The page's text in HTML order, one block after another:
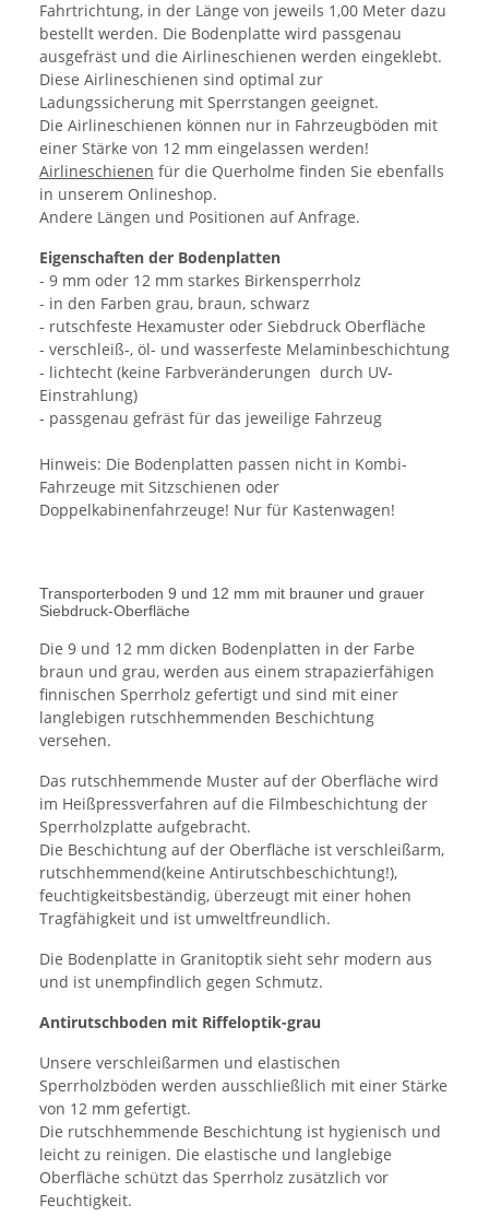
Fahrtrichtung, in der Länge von jeweils 1,00 Meter dazu
bestellt werden. Die Bodenplatte wird passgenau
ausgefräst und die Airlineschienen werden eingeklebt.
Diese Airlineschienen sind optimal zur
Ladungssicherung mit Sperrstangen geeignet.
Die Airlineschienen können nur in Fahrzeugböden mit
einer Stärke von 12 mm eingelassen werden!
Airlineschienen für die Querholme finden Sie ebenfalls
in unserem Onlineshop.
Andere Längen und Positionen auf Anfrage.
Eigenschaften der Bodenplatten
- 9 mm oder 12 mm starkes Birkensperrholz
- in den Farben grau, braun, schwarz
- rutschfeste Hexamuster oder Siebdruck Oberfläche
- verschleiß-, öl- und wasserfeste Melaminbeschichtung
- lichtecht (keine Farbveränderungen durch UV-
Einstrahlung)
- passgenau gefräst für das jeweilige Fahrzeug
Hinweis: Die Bodenplatten passen nicht in Kombi-
Fahrzeuge mit Sitzschienen oder
Doppelkabinenfahrzeuge! Nur für Kastenwagen!
Transporterboden 9 und 12 mm mit brauner und grauer
Siebdruck-Oberfläche
Die 9 und 12 mm dicken Bodenplatten in der Farbe
braun und grau, werden aus einem strapazierfähigen
finnischen Sperrholz gefertigt und sind mit einer
langlebigen rutschhemmenden Beschichtung
versehen.
Das rutschhemmende Muster auf der Oberfläche wird
im Heißpressverfahren auf die Filmbeschichtung der
Sperrholzplatte aufgebracht.
Die Beschichtung auf der Oberfläche ist verschleißarm,
rutschhemmend(keine Antirutschbeschichtung!),
feuchtigkeitsbeständig, überzeugt mit einer hohen
Tragfähigkeit und ist umweltfreundlich.
Die Bodenplatte in Granitoptik sieht sehr modern aus
und ist unempfindlich gegen Schmutz.
Antirutschboden mit Riffeloptik-grau
Unsere verschleißarmen und elastischen
Sperrholzböden werden ausschließlich mit einer Stärke
von 12 mm gefertigt.
Die rutschhemmende Beschichtung ist hygienisch und
leicht zu reinigen. Die elastische und langlebige
Oberfläche schützt das Sperrholz zusätzlich vor
Feuchtigkeit.